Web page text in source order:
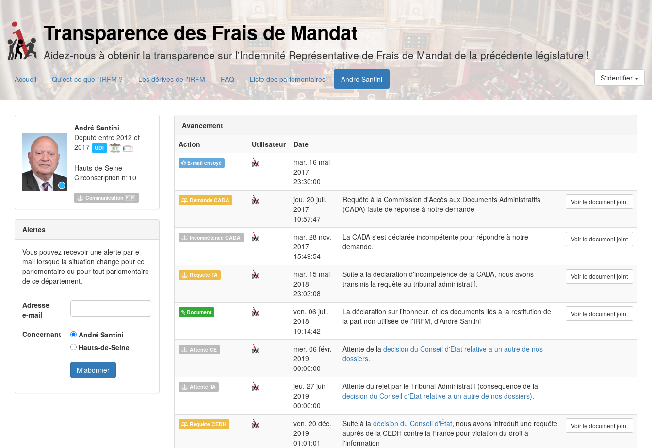
Transparence des Frais de Mandat
Aidez-nous à obtenir la transparence sur l'Indemnité Représentative de Frais de Mandat de la précédente législature !
Accueil Qu'est-ce que l'IRFM ? Les dérives de l'IRFM FAQ Liste des parlementaires André Santini S'identifier
André Santini
Député entre 2012 et
2017
UDI
Hauts-de-Seine –
Circonscription n°10
Communication 🇫🇷
Alertes
Vous pouvez recevoir une alerte par e-
mail lorsque la situation change pour ce
parlementaire ou pour tout parlementaire
de ce département.
Adresse
e-mail
Concernant
André Santini
Hauts-de-Seine
Avancement
Action
Utilisateur Date
E-mail envoyé
mar. 16 mai
2017
23:30:00
Demande CADA
jeu. 20 juil.
2017
10:57:47
Requête à la Commission d'Accès aux Documents Administratifs
(CADA) faute de réponse à notre demande
Voir le document joint
Incompétence CADA
mar. 28 nov.
2017
15:49:54
La CADA s'est déclarée incompétente pour répondre à notre
demande.
Voir le document joint
Requête TA
mar. 15 mai
2018
23:03:08
Suite à la déclaration d'incompétence de la CADA, nous avons
transmis la requête au tribunal administratif.
Voir le document joint
Document
ven. 06 juil.
2018
10:14:42
La déclaration sur l'honneur, et les documents liés à la restitution de
la part non utilisée de l'IRFM, d'André Santini
Voir le document joint
Attente CE
mer. 06 févr.
2019
00:00:00
Attente de la decision du Conseil d'Etat relative a un autre de nos
dossiers.
Attente TA
jeu. 27 juin
2019
00:00:00
Attente du rejet par le Tribunal Administratif (consequence de la
decision du Conseil d'Etat relative a un autre de nos dossiers).
Requête CEDH
ven. 20 déc.
2019
01:01:01
Suite à la décision du Conseil d'État, nous avons introduit une requête
auprès de la CEDH contre la France pour violation du droit à
l'information
Voir le document joint